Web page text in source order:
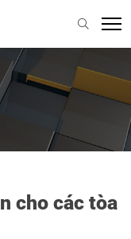
cho các tòa